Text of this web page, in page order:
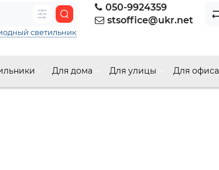
050-9924359
stsoffice@ukr.net
светильник
Для дома Для улицы Для офиса